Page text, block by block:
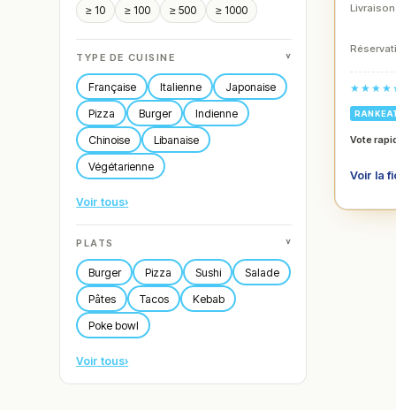
≥ 10 ≥ 100 ≥ 500 ≥ 1000
TYPE DE CUISINE ˅
Française Italienne
Japonaise
Pizza
Burger
Indienne
Chinoise
Libanaise
Végétarienne
Voir tous›
PLATS ˅
Burger Pizza Sushi
Salade
Pâtes
Tacos
Kebab
Poke bowl
Voir tous›
Vote
Voir la